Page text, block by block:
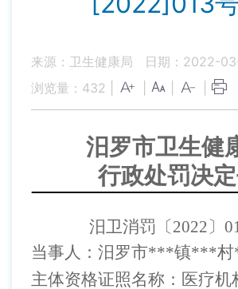
来源：卫生健康局
日期：2022-
浏览量： 432
汨罗市卫生健
行政处罚决
汨卫消罚〔2022〕
当事人： 汨罗市***镇***村
主体资格证照名称：医疗机